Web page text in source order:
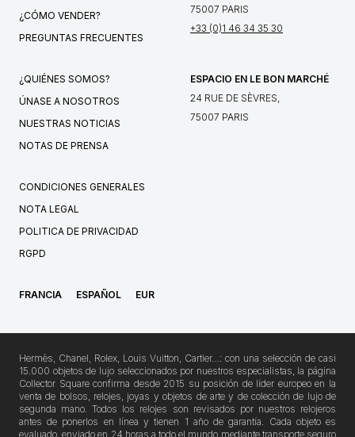
¿CÓMO VENDER?
PREGUNTAS FRECUENTES
75007 PARIS
+33 (0)1 46 34 35 30
¿QUIÉNES SOMOS?
ÚNASE A NOSOTROS
NUESTRAS NOTICIAS
NOTAS DE PRENSA
ESPACIO EN LE BON MARCHÉ
24 RUE DE SÈVRES,
75007 PARIS
CONDICIONES GENERALES
NOTA LEGAL
POLITICA DE PRIVACIDAD
RGPD
FRANCIA ESPAÑOL EUR
Hermès, Chanel, Rolex, Louis Vuitton, Cartier…: con una selección de casi
15.000 objetos de lujo seleccionados por nuestros especialistas, la página
Collector Square confirma desde 2015 su posición de líder europeo en la
venta de bolsos, relojes, joyas y objetos de arte y de colección de lujo de
segunda mano. Todos los relojes son revisados por nuestros relojeros
antes de ponerlos en línea y tienen 1 año de garantía. Cada objeto es
evaluado, enviado en 24 horas a todo el mundo mediante transporte seguro